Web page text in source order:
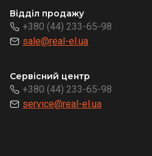
Відділ продажу
+380 (44) 233-65-98
sale@real-el.ua
Сервісний центр
+380 (44) 233-65-98
service@real-el.ua